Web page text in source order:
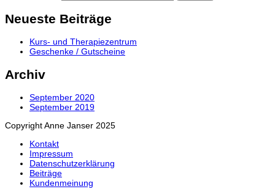
Neueste Beiträge
Kurs- und Therapiezentrum
Geschenke / Gutscheine
Archiv
September 2020
September 2019
Copyright Anne Janser 2025
Kontakt
Impressum
Datenschutzerklärung
Beiträge
Kundenmeinung